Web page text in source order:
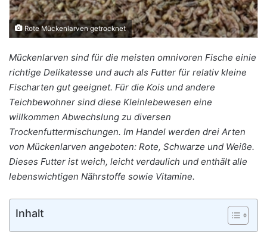
Rote Mückenlarven getrocknet
Mückenlarven sind für die meisten omnivoren Fische einie
richtige Delikatesse und auch als Futter für relativ kleine
Fischarten gut geeignet. Für die Kois und andere
Teichbewohner sind diese Kleinlebewesen eine
willkommen Abwechslung zu diversen
Trockenfuttermischungen. Im Handel werden drei Arten
von Mückenlarven angeboten: Rote, Schwarze und Weiße.
Dieses Futter ist weich, leicht verdaulich und enthält alle
lebenswichtigen Nährstoffe sowie Vitamine.
Inhalt